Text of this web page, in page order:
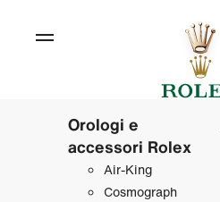
Orologi e
accessori Rolex
Air‑King
Cosmograph